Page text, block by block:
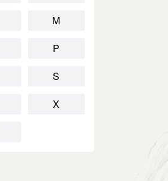
M
P
S
X